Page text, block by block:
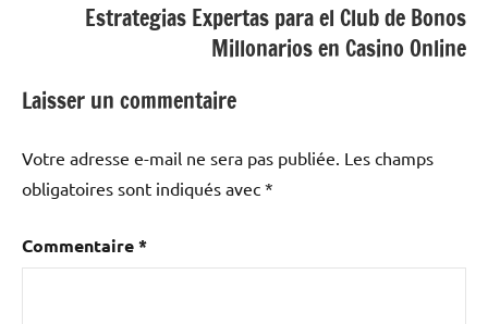
Estrategias Expertas para el Club de Bonos
Millonarios en Casino Online
Laisser un commentaire
Votre adresse e-mail ne sera pas publiée. Les champs
obligatoires sont indiqués avec *
Commentaire*